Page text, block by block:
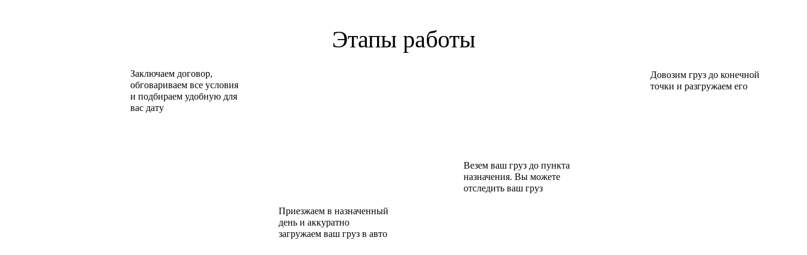
Этапы работы
Заключаем договор,
обговариваем все условия
и подбираем удобную для
вас дату
Приезжаем в назначенный
день и аккуратно
загружаем ваш груз в авто
Везем ваш груз до пункта
назначения. Вы можете
отследить ваш груз
Довозим груз до конечной
точки и разгружаем его